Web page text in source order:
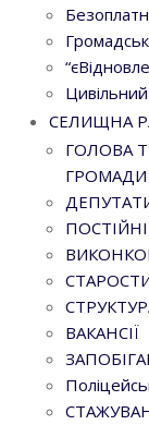
СЕЛИЩНА
ГОЛОВА
ГРОМАДИ
ПОСТІЙНІ
ВАКАНСІЇ